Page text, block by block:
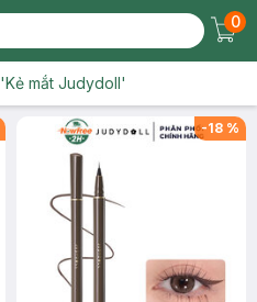
0
'Kẻ mắt Judydoll'
-18 %